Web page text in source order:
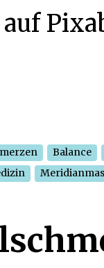
Balance